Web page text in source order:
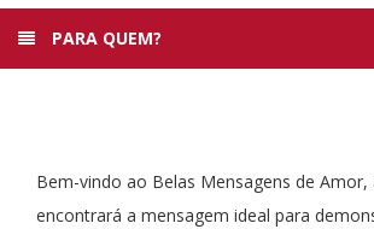
PARA QUEM?
Bem-vindo ao Belas Mensagens de Amor,
encontrará a mensagem ideal para